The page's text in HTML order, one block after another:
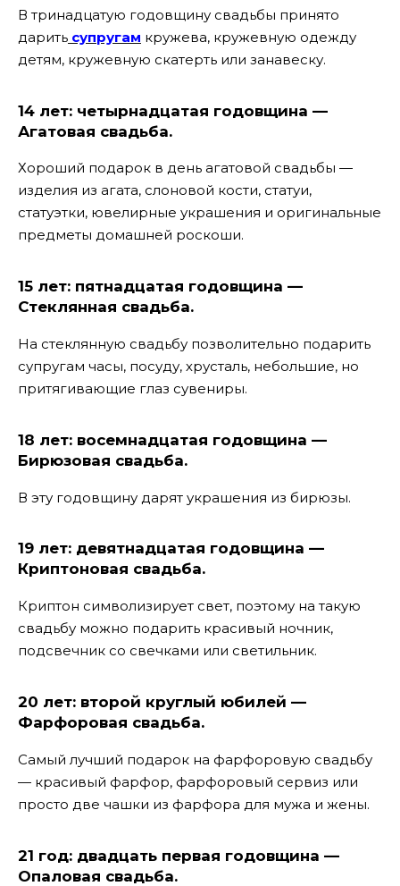
В тринадцатую годовщину свадьбы принято
дарить супругам кружева, кружевную одежду
детям, кружевную скатерть или занавеску.
14 лет: четырнадцатая годовщина —
Агатовая свадьба.
Хороший подарок в день агатовой свадьбы —
изделия из агата, слоновой кости, статуи,
статуэтки, ювелирные украшения и оригинальные
предметы домашней роскоши.
15 лет: пятнадцатая годовщина —
Стеклянная свадьба.
На стеклянную свадьбу позволительно подарить
супругам часы, посуду, хрусталь, небольшие, но
притягивающие глаз сувениры.
18 лет: восемнадцатая годовщина —
Бирюзовая свадьба.
В эту годовщину дарят украшения из бирюзы.
19 лет: девятнадцатая годовщина —
Криптоновая свадьба.
Криптон символизирует свет, поэтому на такую
свадьбу можно подарить красивый ночник,
подсвечник со свечками или светильник.
20 лет: второй круглый юбилей —
Фарфоровая свадьба.
Самый лучший подарок на фарфоровую свадьбу
— красивый фарфор, фарфоровый сервиз или
просто две чашки из фарфора для мужа и жены.
21 год: двадцать первая годовщина —
Опаловая свадьба.